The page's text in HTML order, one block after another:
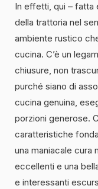
In effetti, qui – fatta
della trattoria nel
ambiente rustico
cucina. C’è un
chiusure, non
purché siano di
cucina genuina,
porzioni generose.
caratteristiche
una maniacale cura
eccellenti e una
e interessanti